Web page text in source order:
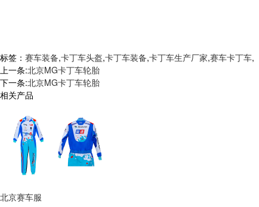
标签： 赛车装备,卡丁车头盔,卡丁车装备,卡丁车生产厂家,赛车卡丁车,
上一条:北京MG卡丁车轮胎
下一条:北京MG卡丁车轮胎
相关产品
北京赛车服